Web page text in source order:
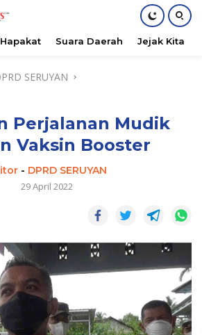
Suara Daerah Jejak Kita
SERUYAN
Perjalanan Mudik
Vaksin Booster
- DPRD SERUYAN
29 April 2022